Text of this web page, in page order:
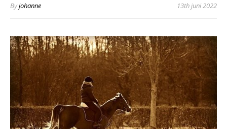
Byjohanne 13th juni 2022